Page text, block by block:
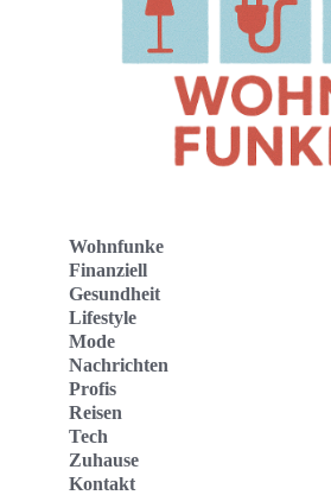
Wohnfunke
Finanziell
Gesundheit
Lifestyle
Mode
Nachrichten
Profis
Reisen
Tech
Zuhause
Kontakt